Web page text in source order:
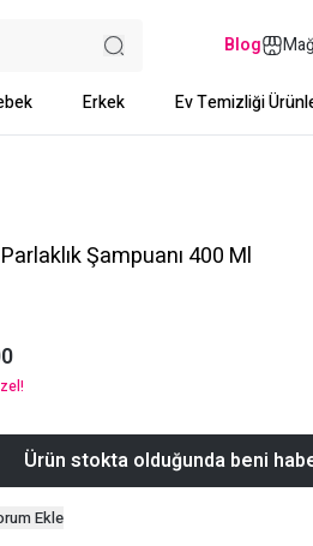
Blog
Erkek Ev Temizliği
Şampuanı 400 Ml
Ürün stokta olduğunda beni
Ekle